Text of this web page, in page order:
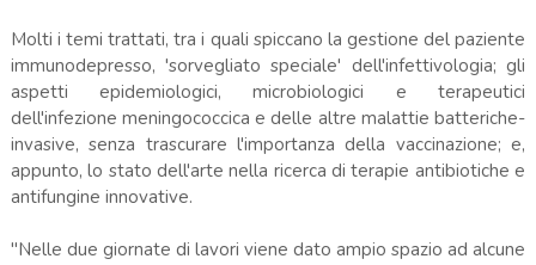
Molti i temi trattati, tra i quali spiccano la gestione del paziente
immunodepresso, 'sorvegliato speciale' dell'infettivologia; gli
aspetti epidemiologici, microbiologici e terapeutici
dell'infezione meningococcica e delle altre malattie batteriche-
invasive, senza trascurare l'importanza della vaccinazione; e,
appunto, lo stato dell'arte nella ricerca di terapie antibiotiche e
antifungine innovative.
"Nelle due giornate di lavori viene dato ampio spazio ad alcune